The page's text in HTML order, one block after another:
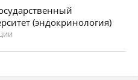
(эндокринология)